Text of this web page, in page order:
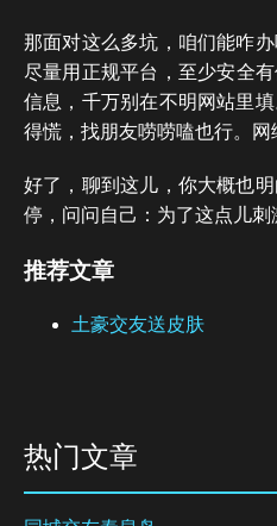
那面对这么多坑，咱们能咋
尽量用正规平台，至少安全
信息，千万别在不明网站里
得慌，找朋友唠唠嗑也行。
好了，聊到这儿，你大概也
停，问问自己：为了这点儿
推荐文章
土豪交友送皮肤
热门文章